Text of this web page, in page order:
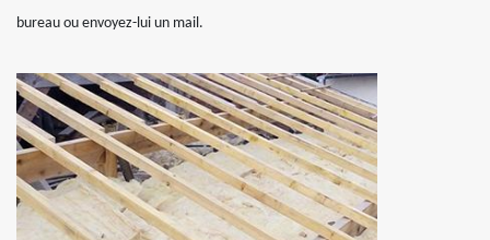
bureau ou envoyez-lui un mail.